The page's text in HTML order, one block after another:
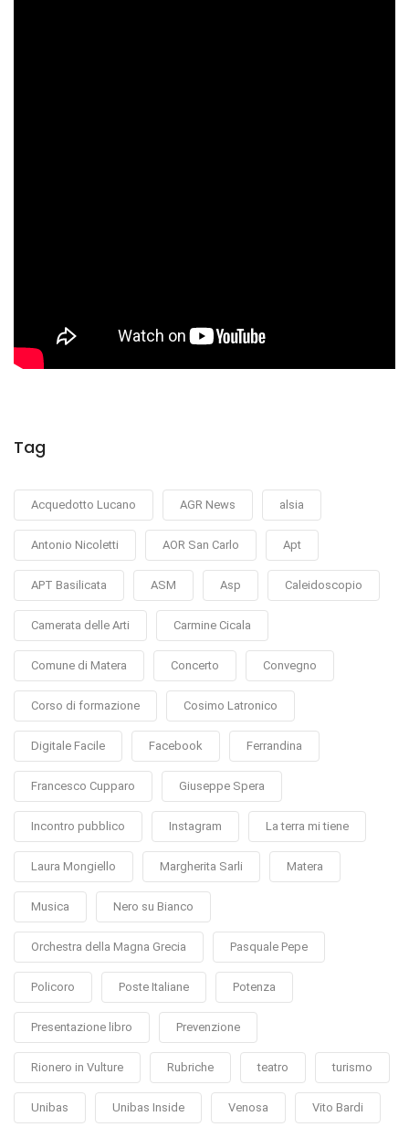
Tag
Acquedotto Lucano AGR News alsia
Antonio Nicoletti AOR San Carlo Apt
APT Basilicata ASM Asp Caleidoscopio
Camerata delle Arti Carmine Cicala
Comune di Matera Concerto Convegno
Corso di formazione Cosimo Latronico
Digitale Facile Facebook Ferrandina
Francesco Cupparo Giuseppe Spera
Incontro pubblico Instagram La terra mi tiene
Laura Mongiello Margherita Sarli Matera
Musica Nero su Bianco
Orchestra della Magna Grecia Pasquale Pepe
Policoro Poste Italiane Potenza
Presentazione libro Prevenzione
Rionero in Vulture Rubriche teatro turismo
Unibas Unibas Inside Venosa Vito Bardi